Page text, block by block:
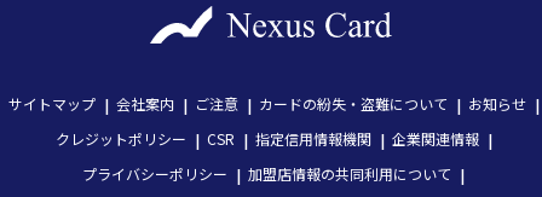
サイトマップ 会社案内 ご注意 カードの紛失・盗難について
お知らせ
クレジットポリシー
CSR 指定信用情報機関
企業関連情報
プライバシーポリシー
加盟店情報の共同利用について